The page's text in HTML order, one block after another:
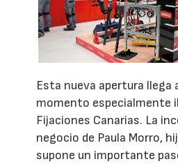
Esta nueva apertura llega
momento especialmente
Fijaciones Canarias. La
negocio de Paula Morro,
supone un importante